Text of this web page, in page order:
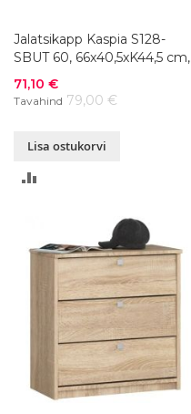
Jalatsikapp Kaspia S128-
SBUT 60, 66x40,5xK44,5 cm,
värvivalik
Soodushind
71,10 €
Tavahind 79,00 €
Lisa ostukorvi